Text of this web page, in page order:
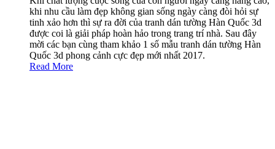
khi nhu cầu làm đẹp không gian sống ngày càng đòi hỏi sự
tinh xảo hơn thì sự ra đời của tranh dán tường Hàn Quốc 3d
được coi là giải pháp hoàn hảo trong trang trí nhà. Sau đây
mời các bạn cùng tham khảo 1 số mẫu tranh dán tường Hàn
Quốc 3d phong cảnh cực đẹp mới nhất 2017.
Read More